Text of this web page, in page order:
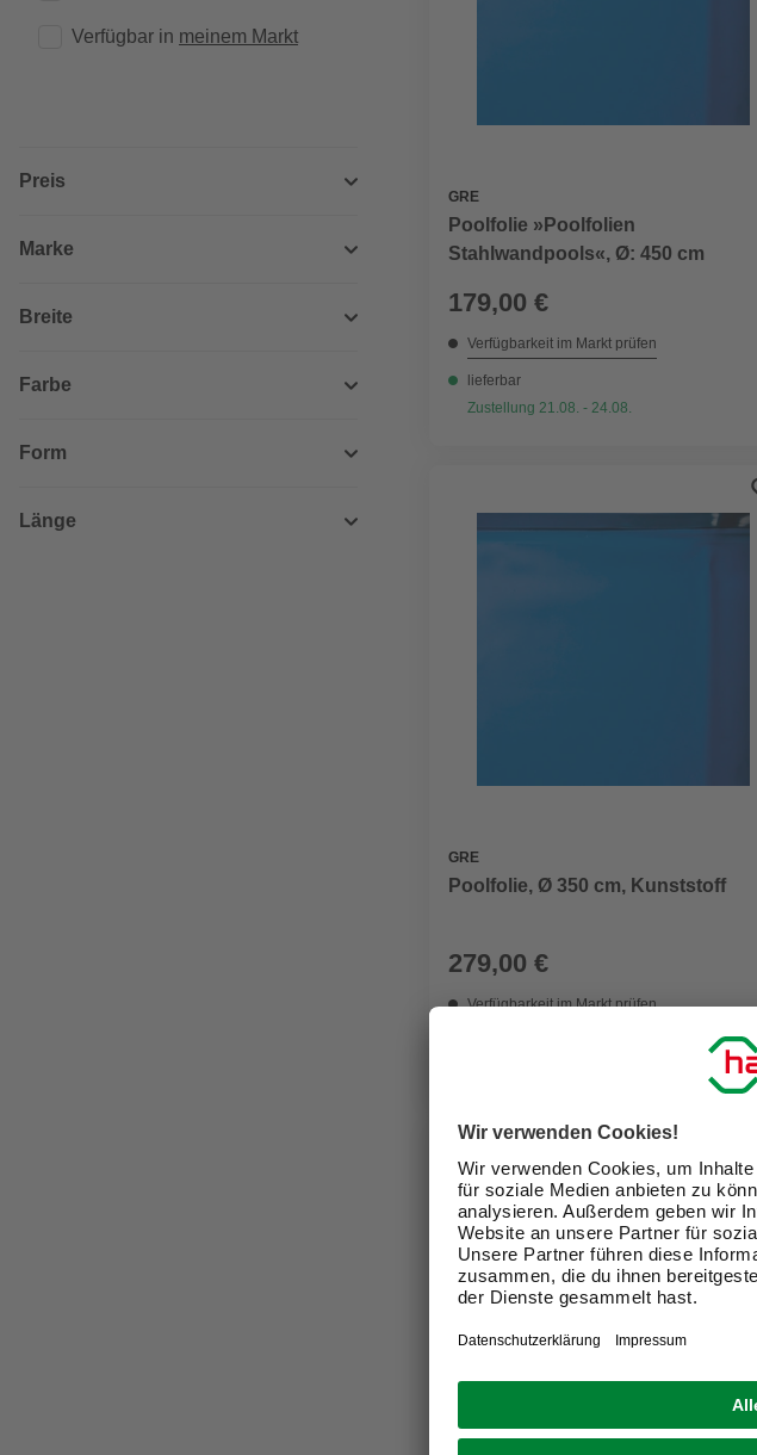
Verfügbar in meinem Markt
Preis
Marke
Breite
Farbe
Form
Länge
GRE
Poolfolie »Poolfolien
Stahlwandpools«, Ø: 450 cm
179,00 €
Verfügbarkeit im Markt prüfen
lieferbar
Zustellung 21.08. - 24.08.
GRE
Poolfolie, Ø 350 cm, Kunststoff
279,00 €
Verfügbarkeit im Markt prüfen